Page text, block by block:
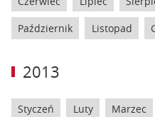
Październik Listopad
2013
Styczeń Luty Marzec